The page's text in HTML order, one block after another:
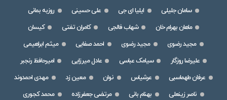
سامان جلیلی
ایلیا ای جی علی حسینی
روزبه بمانی
ماهان بهرام خان
شهاب فالجی کامران تفتی
کیسان
مجید رضوی
مجید رضوی احمد صفایی
میثم ابراهیمی
علیرضا روزگار
سیامک عباسی عادل میرزایی
امیرحافظ رنجبر
عرفان طهماسبی
عرشیاس نوان معین زد
مهدی احمدوند
ناصر زینعلی
بهنام بانی مرتضی جعفرزاده
محمد کجوری